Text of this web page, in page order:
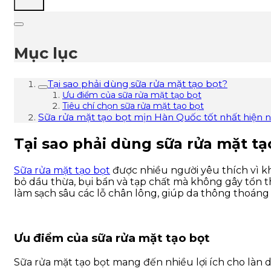
Mục lục
Tại sao phải dùng sữa rửa mặt tạo bọt?
Ưu điểm của sữa rửa mặt tạo bọt
Tiêu chí chọn sữa rửa mặt tạo bọt
Sữa rửa mặt tạo bọt mịn Hàn Quốc tốt nhất hiện
Tại sao phải dùng sữa rửa mặt
Sữa rửa mặt tạo bọt được nhiều người yêu thích vì
bỏ dầu thừa, bụi bẩn và tạp chất mà không gây tổn
làm sạch sâu các lỗ chân lông, giúp da thông
Ưu điểm của sữa rửa mặt tạo bọt
Sữa rửa mặt tạo bọt mang đến nhiều lợi ích cho làn